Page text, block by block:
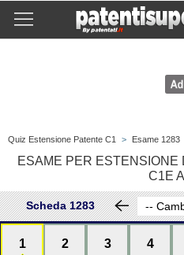
Quiz Estensione Patente C1 > Esame 1283
ESAME PER ESTENSIONE
C1E
Scheda 1283
1 2 3 4